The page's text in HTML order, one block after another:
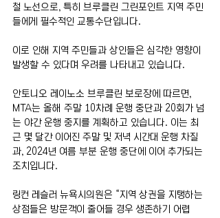
철 노선으로, 특히 브루클린 그린포인트 지역 주민
들에게 필수적인 교통수단입니다.
이로 인해 지역 주민들과 상인들은 심각한 영향이
발생할 수 있다며 우려를 나타내고 있습니다.
안토니오 레이노소 브루클린 보로장에 따르면,
MTA는 올해 주말 10차례 운행 중단과 20회가 넘
는 야간 운행 중지를 계획하고 있습니다. 이는 최
근 몇 달간 이어진 주말 및 저녁 시간대 운행 차질
과, 2024년 여름 부분 운행 중단에 이어 추가되는
조치입니다.
링컨 레슬러 뉴욕시의원은 “지역 상권을 지탱하는
상점들은 방문객이 줄어들 경우 생존하기 어렵